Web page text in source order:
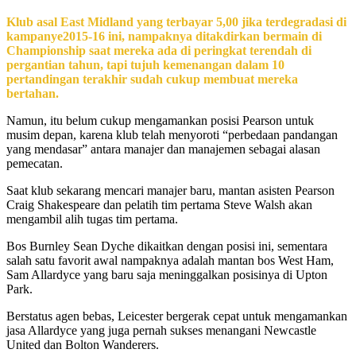
Klub asal East Midland yang terbayar 5,00 jika terdegradasi di
kampanye2015-16 ini, nampaknya ditakdirkan bermain di
Championship saat mereka ada di peringkat terendah di
pergantian tahun, tapi tujuh kemenangan dalam 10
pertandingan terakhir sudah cukup membuat mereka
bertahan.
Namun, itu belum cukup mengamankan posisi Pearson untuk
musim depan, karena klub telah menyoroti “perbedaan pandangan
yang mendasar” antara manajer dan manajemen sebagai alasan
pemecatan.
Saat klub sekarang mencari manajer baru, mantan asisten Pearson
Craig Shakespeare dan pelatih tim pertama Steve Walsh akan
mengambil alih tugas tim pertama.
Bos Burnley Sean Dyche dikaitkan dengan posisi ini, sementara
salah satu favorit awal nampaknya adalah mantan bos West Ham,
Sam Allardyce yang baru saja meninggalkan posisinya di Upton
Park.
Berstatus agen bebas, Leicester bergerak cepat untuk mengamankan
jasa Allardyce yang juga pernah sukses menangani Newcastle
United dan Bolton Wanderers.